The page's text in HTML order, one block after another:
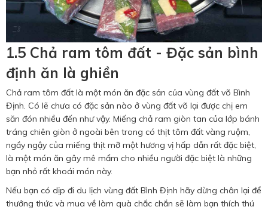
1.5 Chả ram tôm đất - Đặc sản bình
định ăn là ghiền
Chả ram tôm đất là một món ăn đặc sản của vùng đất võ Bình
Định. Có lẽ chưa có đặc sản nào ở vùng đất võ lại được chị em
săn đón nhiều đến như vậy. Miếng chả ram giòn tan của lớp bánh
tráng chiên giòn ở ngoài bên trong có thịt tôm đất vàng ruộm,
ngầy ngậy của miếng thịt mỡ một hương vị hấp dẫn rất đặc biệt,
là một món ăn gây mê mẩm cho nhiều người đặc biệt là những
bạn nhỏ rất khoái món này.
Nếu bạn có dịp đi du lịch vùng đất Bình Định hãy dừng chân lại để
thưởng thức và mua về làm quà chắc chắn sẽ làm bạn thích thú